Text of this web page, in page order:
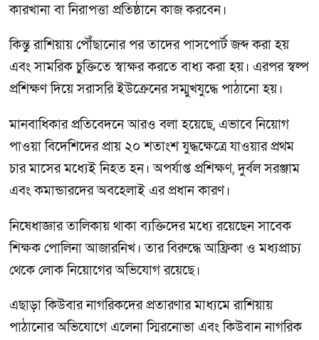
কারখানা বা নিরাপত্তা প্রতিষ্ঠানে কাজ করবেন।
কিন্তু রাশিয়ায় পৌঁছানোর পর তাদের পাসপোর্ট জব্দ করা হয়
এবং সামরিক চুক্তিতে স্বাক্ষর করতে বাধ্য করা হয়। এরপর স্বল্প
প্রশিক্ষণ দিয়ে সরাসরি ইউক্রেনের সম্মুখযুদ্ধে পাঠানো হয়।
মানবাধিকার প্রতিবেদনে আরও বলা হয়েছে, এভাবে নিয়োগ
পাওয়া বিদেশিদের প্রায় ২০ শতাংশ যুদ্ধক্ষেত্রে যাওয়ার প্রথম
চার মাসের মধ্যেই নিহত হন। অপর্যাপ্ত প্রশিক্ষণ, দুর্বল সরঞ্জাম
এবং কমান্ডারদের অবহেলাই এর প্রধান কারণ।
নিষেধাজ্ঞার তালিকায় থাকা ব্যক্তিদের মধ্যে রয়েছেন সাবেক
শিক্ষক পোলিনা আজারনিখ। তার বিরুদ্ধে আফ্রিকা ও মধ্যপ্রাচ্য
থেকে লোক নিয়োগের অভিযোগ রয়েছে।
এছাড়া কিউবার নাগরিকদের প্রতারণার মাধ্যমে রাশিয়ায়
পাঠানোর অভিযোগে এলেনা স্মিরনোভা এবং কিউবান নাগরিক